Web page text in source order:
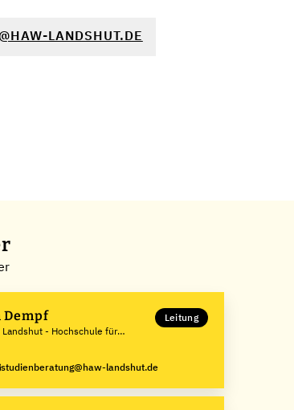
LANDSHUT.DE
Dempf
- Hochschule für
Leitung
studienberatung@haw-landshut.de